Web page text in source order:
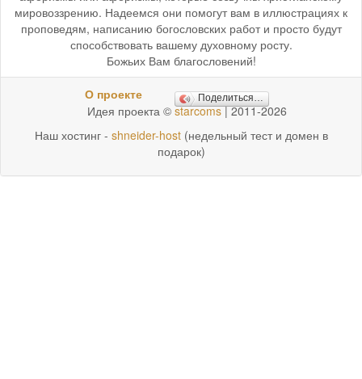
мировоззрению. Надеемся они помогут вам в иллюстрациях к
проповедям, написанию богословских работ и просто будут
способствовать вашему духовному росту.
Божьих Вам благословений!
О проекте Поделиться…
Идея проекта © starcoms| 2011-2026
Наш хостинг - shneider-host(недельный тест и домен в
подарок)